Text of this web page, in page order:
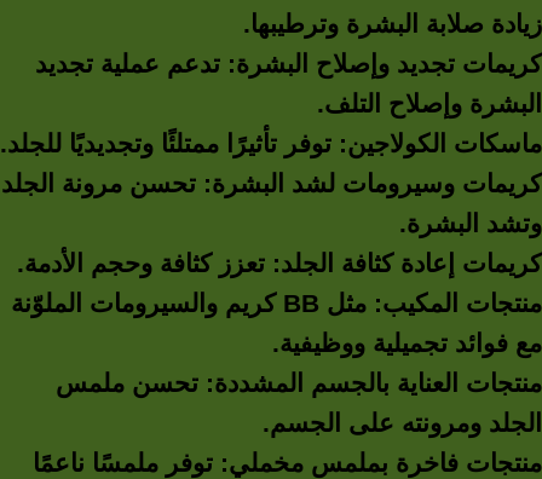
زيادة صلابة البشرة وترطيبها.
كريمات تجديد وإصلاح البشرة: تدعم عملية تجديد
البشرة وإصلاح التلف.
ماسكات الكولاجين: توفر تأثيرًا ممتلئًا وتجديديًا للجلد.
كريمات وسيرومات لشد البشرة: تحسن مرونة الجلد
وتشد البشرة.
كريمات إعادة كثافة الجلد: تعزز كثافة وحجم الأدمة.
منتجات المكيب: مثل BB كريم والسيرومات الملوّنة
مع فوائد تجميلية ووظيفية.
منتجات العناية بالجسم المشددة: تحسن ملمس
الجلد ومرونته على الجسم.
منتجات فاخرة بملمس مخملي: توفر ملمسًا ناعمًا